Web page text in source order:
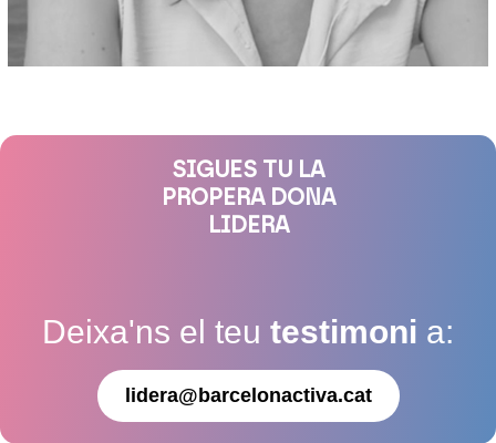
SIGUES TU LA
PROPERA DONA
LIDERA
Deixa'ns el teu testimoni a:
lidera@barcelonactiva.cat